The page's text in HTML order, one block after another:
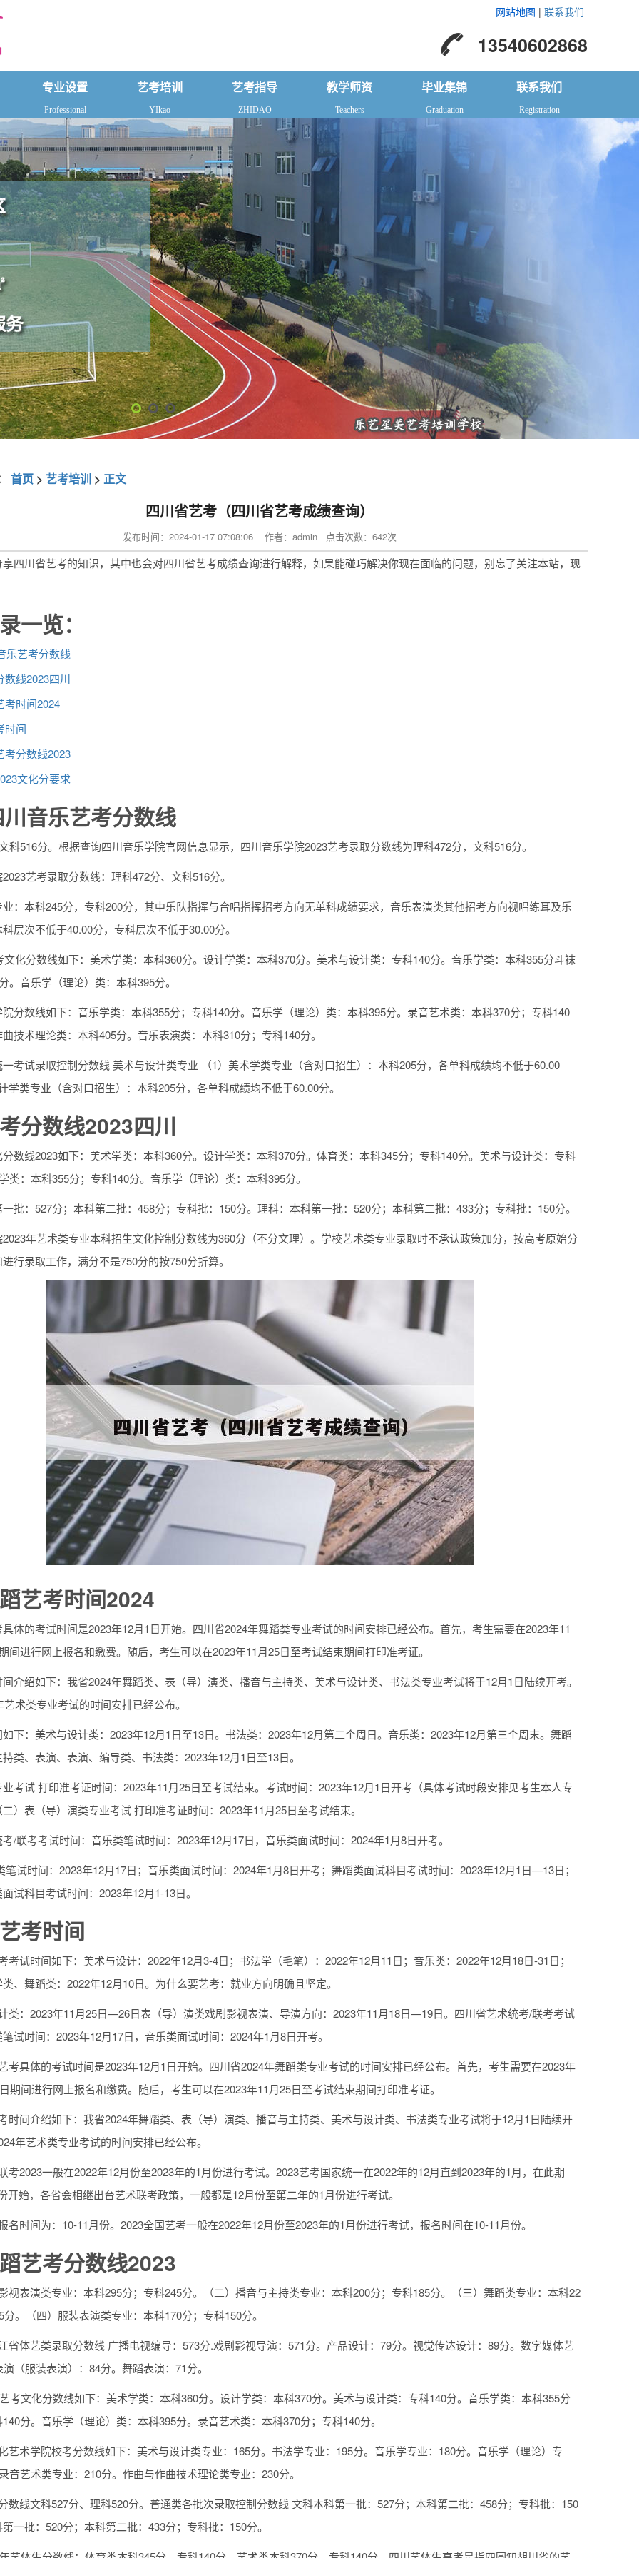
网站地图 | 联系我们
13540602868
专业设置
Professional
艺考培训
YIkao
艺考指导
ZHIDAO
教学师资
Teachers
毕业集锦
Graduation
联系我们
Registration
首页 > 艺考培训 > 正文
四川省艺考（四川省艺考成绩查询）
发布时间：2024-01-17 07:08:06 作者：admin 点击次数：642次
四川省艺考的知识，其中也会对四川省艺考成绩查询进行解释，如果能碰巧解决你现在面临的问题，别忘了关注本站，现
一览：
乐艺考分数线
数线2023四川
考时间2024
时间
考分数线2023
文化分要求
音乐艺考分数线
科516分。根据查询四川音乐学院官网信息显示，四川音乐学院2023艺考录取分数线为理科472分，文科516分。
艺考录取分数线：理科472分、文科516分。
：本科245分，专科200分，其中乐队指挥与合唱指挥招考方向无单科成绩要求，音乐表演类其他招考方向视唱练耳及乐
层次不低于40.00分，专科层次不低于30.00分。
文化分数线如下：美术学类：本科360分。设计学类：本科370分。美术与设计类：专科140分。音乐学类：本科355分斗袜
。音乐学（理论）类：本科395分。
分数线如下：音乐学类：本科355分；专科140分。音乐学（理论）类：本科395分。录音艺术类：本科370分；专科140
技术理论类：本科405分。音乐表演类：本科310分；专科140分。
考试录取控制分数线 美术与设计类专业 （1）美术学类专业（含对口招生）：本科205分，各单科成绩均不低于60.00
学类专业（含对口招生）：本科205分，各单科成绩均不低于60.00分。
分数线2023四川
数线2023如下：美术学类：本科360分。设计学类：本科370分。体育类：本科345分；专科140分。美术与设计类：专科
类：本科355分；专科140分。音乐学（理论）类：本科395分。
批：527分；本科第二批：458分；专科批：150分。理科：本科第一批：520分；本科第二批：433分；专科批：150分。
年艺术类专业本科招生文化控制分数线为360分（不分文理）。学校艺术类专业录取时不承认政策加分，按高考原始分
行录取工作，满分不是750分的按750分折算。
艺考时间2024
体的考试时间是2023年12月1日开始。四川省2024年舞蹈类专业考试的时间安排已经公布。首先，考生需要在2023年11
间进行网上报名和缴费。随后，考生可以在2023年11月25日至考试结束期间打印准考证。
介绍如下：我省2024年舞蹈类、表（导）演类、播音与主持类、美术与设计类、书法类专业考试将于12月1日陆续开考。
术类专业考试的时间安排已经公布。
下：美术与设计类：2023年12月1日至13日。书法类：2023年12月第二个周日。音乐类：2023年12月第三个周末。舞蹈
类、表演、表演、编导类、书法类：2023年12月1日至13日。
考试 打印准考证时间：2023年11月25日至考试结束。考试时间：2023年12月1日开考（具体考试时段安排见考生本人专
）表（导）演类专业考试 打印准考证时间：2023年11月25日至考试结束。
/联考考试时间：音乐类笔试时间：2023年12月17日，音乐类面试时间：2024年1月8日开考。
笔试时间：2023年12月17日；音乐类面试时间：2024年1月8日开考；舞蹈类面试科目考试时间：2023年12月1日—13日；
试科目考试时间：2023年12月1-13日。
考时间
考试时间如下：美术与设计：2022年12月3-4日；书法学（毛笔）：2022年12月11日；音乐类：2022年12月18日-31日；
、舞蹈类：2022年12月10日。为什么要艺考：就业方向明确且坚定。
类：2023年11月25日—26日表（导）演类戏剧影视表演、导演方向：2023年11月18日—19日。四川省艺术统考/联考考试
试时间：2023年12月17日，音乐类面试时间：2024年1月8日开考。
考具体的考试时间是2023年12月1日开始。四川省2024年舞蹈类专业考试的时间安排已经公布。首先，考生需要在2023年
期间进行网上报名和缴费。随后，考生可以在2023年11月25日至考试结束期间打印准考证。
时间介绍如下：我省2024年舞蹈类、表（导）演类、播音与主持类、美术与设计类、书法类专业考试将于12月1日陆续开
年艺术类专业考试的时间安排已经公布。
考2023一般在2022年12月份至2023年的1月份进行考试。2023艺考国家统一在2022年的12月直到2023年的1月，在此期
开始，各省会相继出台艺术联考政策，一般都是12月份至第二年的1月份进行考试。
名时间为：10-11月份。2023全国艺考一般在2022年12月份至2023年的1月份进行考试，报名时间在10-11月份。
艺考分数线2023
视表演类专业：本科295分；专科245分。（二）播音与主持类专业：本科200分；专科185分。（三）舞蹈类专业：本科22
。（四）服装表演类专业：本科170分；专科150分。
省体艺类录取分数线 广播电视编导：573分.戏剧影视导演：571分。产品设计：79分。视觉传达设计：89分。数字媒体艺
（服装表演）：84分。舞蹈表演：71分。
考文化分数线如下：美术学类：本科360分。设计学类：本科370分。美术与设计类：专科140分。音乐学类：本科355分
分。音乐学（理论）类：本科395分。录音艺术类：本科370分；专科140分。
艺术学院校考分数线如下：美术与设计类专业：165分。书法学专业：195分。音乐学专业：180分。音乐学（理论）专
音艺术类专业：210分。作曲与作曲技术理论类专业：230分。
数线文科527分、理科520分。普通类各批次录取控制分数线 文科本科第一批：527分；本科第二批：458分；专科批：150
一批：520分；本科第二批：433分；专科批：150分。